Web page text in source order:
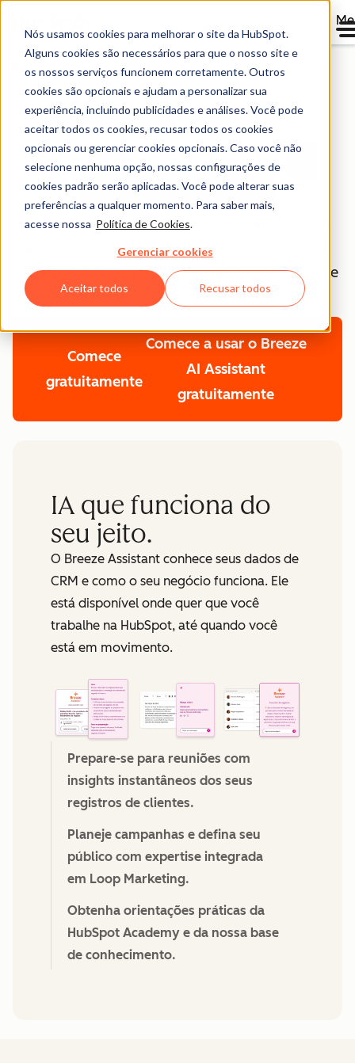
Nós usamos cookies para melhorar o site da HubSpot.
Alguns cookies são necessários para que o nosso site e
os nossos serviços funcionem corretamente. Outros
cookies são opcionais e ajudam a personalizar sua
experiência, incluindo publicidades e análises. Você pode
aceitar todos os cookies, recusar todos os cookies
opcionais ou gerenciar cookies opcionais. Caso você não
selecione nenhuma opção, nossas configurações de
cookies padrão serão aplicadas. Você pode alterar suas
preferências a qualquer momento. Para saber mais,
acesse nossa Política de Cookies.
Gerenciar cookies
Aceitar todos Recusar todos
Breeze Assistant
O especialista deIA
para cada um
O Breeze Assistant entende seu papel e suas
prioridades — ele trabalha junto com você na
HubSpot para oferecer orientações relevantes e
fazer as coisas acontecerem.
Comece
gratuitamente
Comece a usar o Breeze
AI Assistant
gratuitamente
IA que funciona do
seu jeito.
O Breeze Assistant conhece seus dados de
CRM e como o seu negócio funciona. Ele
está disponível onde quer que você
trabalhe na HubSpot, até quando você
está em movimento.
Prepare-se para reuniões com
insights instantâneos dos seus
registros de clientes.
Planeje campanhas e defina seu
público com expertise integrada
em Loop Marketing.
Obtenha orientações práticas da
HubSpot Academy e da nossa base
de conhecimento.